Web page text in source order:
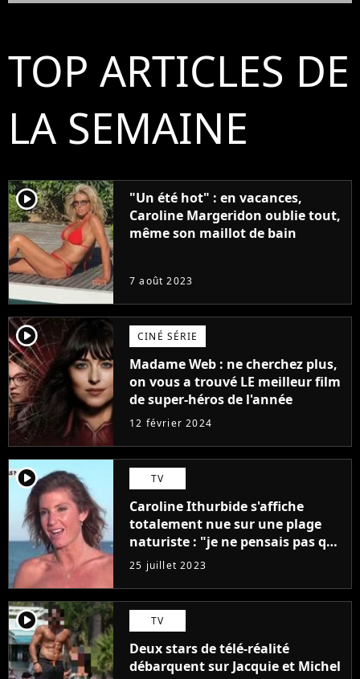
TOP ARTICLES DE
LA SEMAINE
player2
"Un été hot" : en vacances,
Caroline Margeridon oublie tout,
même son maillot de bain
7 août 2023
player2 CINÉ SÉRIE
Madame Web : ne cherchez plus,
on vous a trouvé LE meilleur film
de super-héros de l'année
12 février 2024
player2 TV
Caroline Ithurbide s'affiche
totalement nue sur une plage
naturiste : "je ne pensais pas que
j'arriverais à le faire..."
25 juillet 2023
player2 TV
Deux stars de télé-réalité
débarquent sur Jacquie et Michel